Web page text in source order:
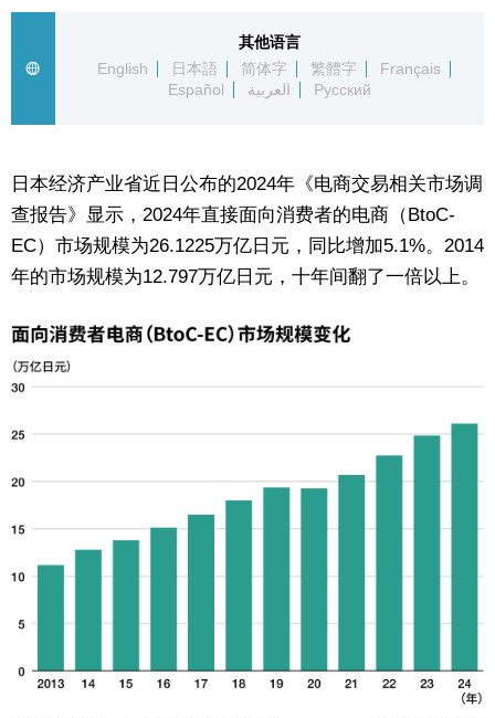
日本一瞥
人物访谈
东京
编辑部通知
其他语言
English
日本語 简体字 繁體字
Français
Español
العربية Русский
日本经济产业省近日公布的2024年《电商交易相关市场调
查报告》显示，2024年直接面向消费者的电商（BtoC-
EC）市场规模为26.1225万亿日元，同比增加5.1%。2014
年的市场规模为12.797万亿日元，十年间翻了一倍以上。